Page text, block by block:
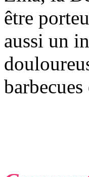
être
aussi un